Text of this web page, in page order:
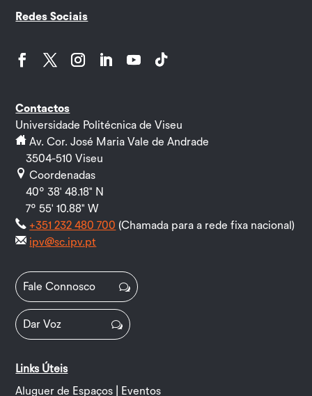
Redes Sociais
Contactos
Universidade Politécnica de Viseu
Av. Cor. José Maria Vale de Andrade
3504-510 Viseu
Coordenadas
40º 38' 48.18" N
7º 55' 10.88" W
+351 232 480 700 (Chamada para a rede fixa nacional)
ipv@sc.ipv.pt
Fale Connosco
Dar Voz
Links Úteis
Aluguer de Espaços | Eventos